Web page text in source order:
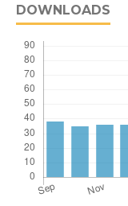
DOWNLOADS